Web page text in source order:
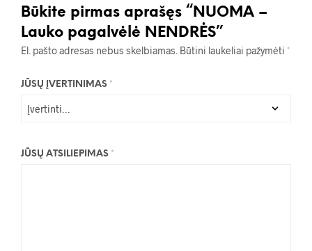
Būkite pirmas aprašęs “NUOMA –
Lauko pagalvėlė NENDRĖS”
El. pašto adresas nebus skelbiamas. Būtini laukeliai pažymėti *
JŪSŲ ĮVERTINIMAS *
JŪSŲ ATSILIEPIMAS *